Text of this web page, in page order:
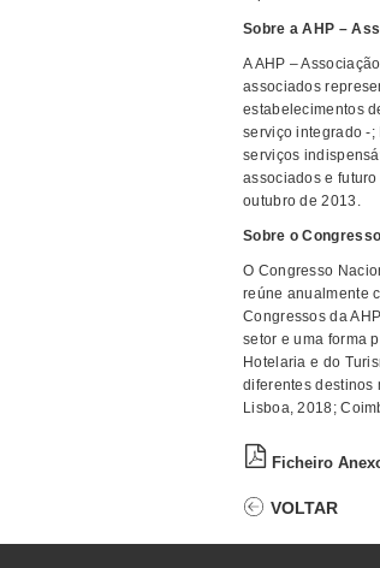
Sobre a AHP –
A AHP –
associados
estabelecimentos
serviço integrado -;
serviços
associados e
outubro de 2013.
Sobre o
O Congresso
reúne anualmente
Congressos da
setor e uma forma
Hotelaria e do
diferentes destinos
Lisboa, 2018;
Ficheiro
VOLTAR